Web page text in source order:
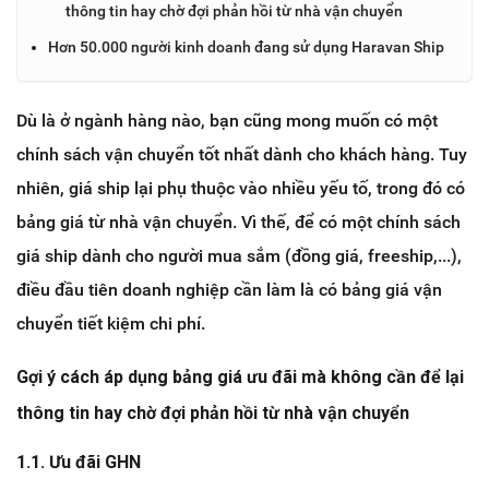
thông tin hay chờ đợi phản hồi từ nhà vận chuyển
Hơn 50.000 người kinh doanh đang sử dụng Haravan Ship
Dù là ở ngành hàng nào, bạn cũng mong muốn có một
chính sách vận chuyển tốt nhất dành cho khách hàng. Tuy
nhiên, giá ship lại phụ thuộc vào nhiều yếu tố, trong đó có
bảng giá từ nhà vận chuyển. Vì thế, để có một chính sách
giá ship dành cho người mua sắm (đồng giá, freeship,...),
điều đầu tiên doanh nghiệp cần làm là có bảng giá vận
chuyển tiết kiệm chi phí.
Gợi ý cách áp dụng bảng giá ưu đãi mà không cần để lại
thông tin hay chờ đợi phản hồi từ nhà vận chuyển
1.1. Ưu đãi GHN